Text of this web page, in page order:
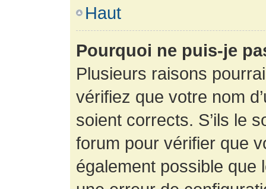
Haut
Pourquoi ne puis-je
Plusieurs raisons
vérifiez que votre nom
soient corrects. S’ils le
forum pour vérifier que
également possible que